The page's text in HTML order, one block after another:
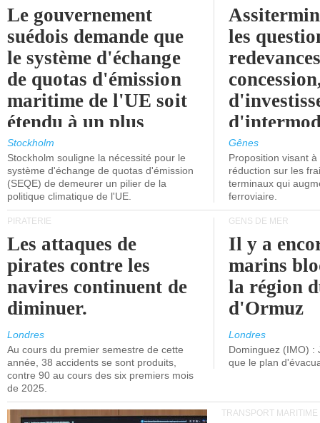
Le gouvernement
suédois demande que
le système d'échange
de quotas d'émission
maritime de l'UE soit
étendu à un plus
grand nombre de
navires.
Stockholm
Stockholm souligne la nécessité pour le
système d'échange de quotas d'émission
(SEQE) de demeurer un pilier de la
politique climatique de l'UE.
les
l'attention
politiciens.
Gênes
Proposition visant
réduction sur les
terminaux qui
ferroviaire.
PIRATERIE
Les attaques de
pirates contre les
navires continuent de
diminuer.
Londres
Au cours du premier semestre de cette
année, 38 accidents se sont produits,
contre 90 au cours des six premiers mois
de 2025.
GENS DE MER
Il y a
marins
la région
d'Ormuz
Londres
Dominguez (IMO) :
que le plan
TRANSPORT MARITIME